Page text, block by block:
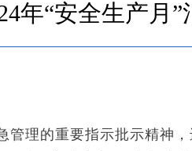
年“安全生产月
理的重要指示批示精神